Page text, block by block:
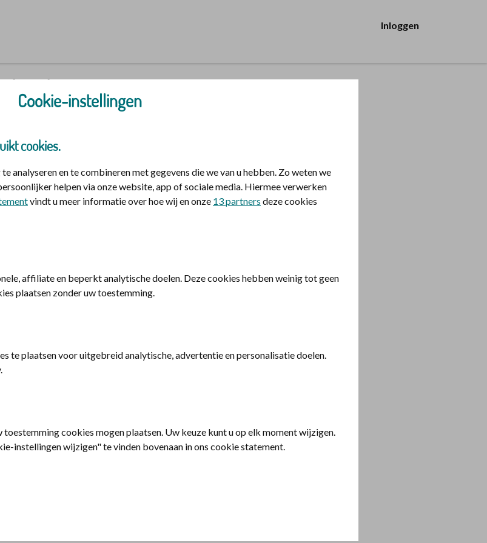
Inloggen
| Polis
meeverzekerde gezinsleden.
Cookie-instellingen
cookies.
analyseren en te combineren met gegevens die we van u hebben. Zo weten we
helpen via onze website, app of sociale media. Hiermee verwerken
vindt u meer informatie over hoe wij en onze 13 partners deze cookies
affiliate en beperkt analytische doelen. Deze cookies hebben weinig tot geen
plaatsen zonder uw toestemming.
te plaatsen voor uitgebreid analytische, advertentie en personalisatie doelen.
cookies mogen plaatsen. Uw keuze kunt u op elk moment wijzigen.
instellingen wijzigen" te vinden bovenaan in ons cookie statement.